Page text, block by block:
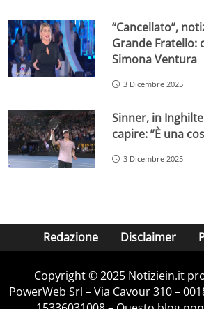
“Cancellato”,
Grande Fratello:
Simona Ventura
3 Dicembre 2025
Sinner, in
capire: ”È una
3 Dicembre 2025
Redazione Disclaimer
Copyright © 2025 Notiziein.it
PowerWeb Srl – Via Cavour 310 –